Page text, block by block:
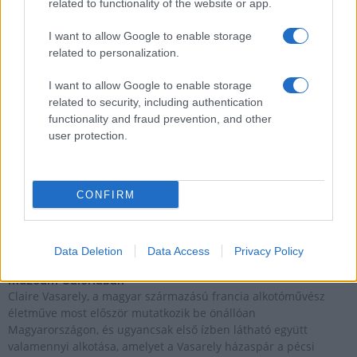
related to functionality of the website or app.
I want to allow Google to enable storage
related to personalization.
I want to allow Google to enable storage
related to security, including authentication
functionality and fraud prevention, and other
user protection.
CONFIRM
Data Deletion Data Access Privacy Policy
A világon évente mintegy 25 millió tonna őszibarack terem, Kína
- csaknem 17 millió tonnával - messze a legnagyobb termelő.
Teliholdas Éjszakai Erdőfürdő
A teliholdas erdőfürdő különleges lehetőség arra, hogy
éberebbé válik. Felerősödnek a hangok, az illatok, a tapintás
Múzeum Galériában
Claire Vasarely, a magyar származású francia alkotóművész
életműve most először mutatkozik be önállóan
Magyarországon, és ugyancsak első ízben látható együtt
valamennyi alkotása, amelyet a Vasarely házaspár a pécsi